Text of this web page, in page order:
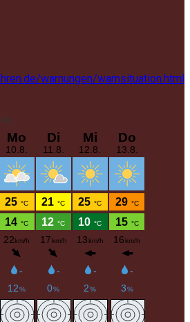
warnungen/warnsituation.html